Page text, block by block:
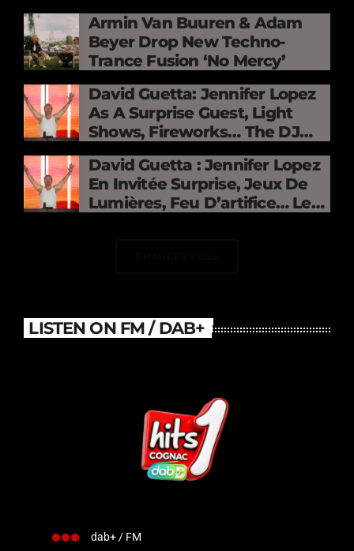
Armin Van Buuren & Adam
Beyer Drop New Techno-
Trance Fusion ‘No Mercy’
David Guetta: Jennifer Lopez
As A Surprise Guest, Light
Shows, Fireworks… The DJ
France
David Guetta : Jennifer Lopez
En Invitée Surprise, Jeux De
Lumières, Feu D’artifice… Le
LISTEN ON FM / DAB+
dab+ / FM